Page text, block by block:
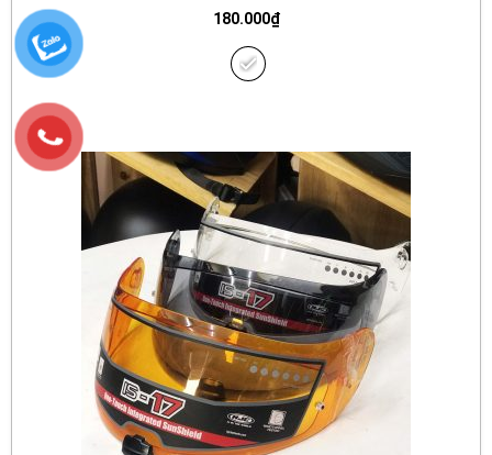
180.000₫